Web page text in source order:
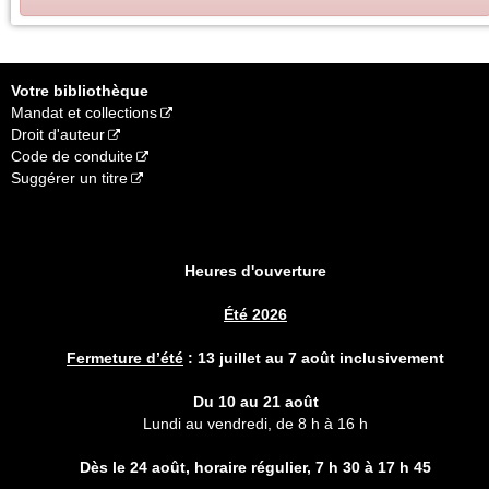
Votre bibliothèque
Mandat et collections
Droit d'auteur
Code de conduite
Suggérer un titre
Heures d'ouverture
Été 2026
Fermeture d’été : 13 juillet au 7 août inclusivement
Du 10 au 21 août
Lundi au vendredi, de 8 h à 16 h
Dès le 24 août, horaire régulier, 7 h 30 à 17 h 45